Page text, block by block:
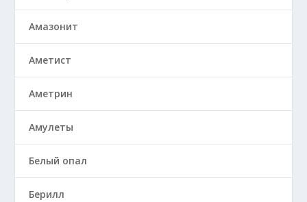
Амазонит
Аметист
Аметрин
Амулеты
Белый опал
Берилл